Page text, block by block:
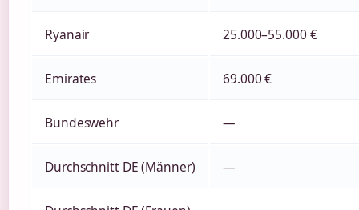
Ryanair 25.000–55.000 €
Emirates 69.000 €
Bundeswehr —
Durchschnitt DE (Männer) —